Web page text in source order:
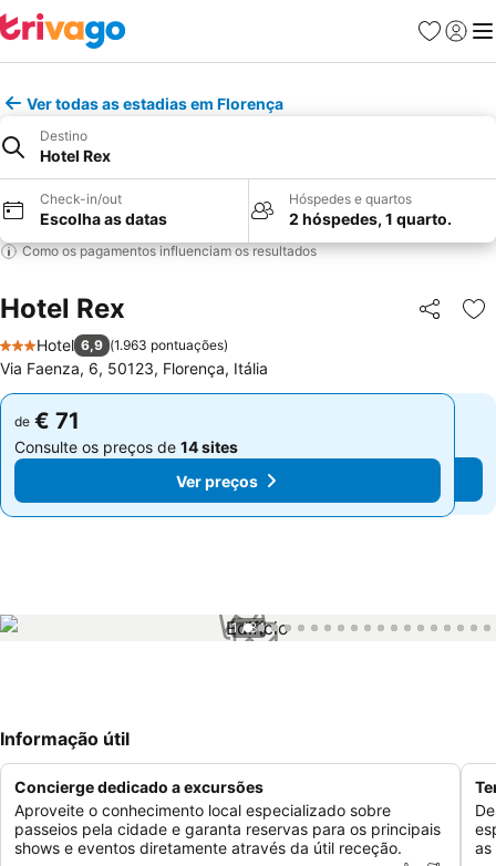
Favoritos
Iniciar
Ver todas as estadias em Florença
Destino
Hotel Rex
Check-in/out
Escolha as datas
Hóspedes e quartos
2 hóspedes, 1 quarto.
Como os pagamentos influenciam os resultados
Hotel Rex Partilhar
3 Estrelas
Hotel 6,9 (1.963 pontuações)
Via Faenza, 6, 50123, Florença, Itália
de € 71
Consulte os preços de 14 sites
Ver preços
de € 71
Consulte os preços de 14 sites
Ver preços
1 / 84
Informação útil
Concierge dedicado a excursões
Aproveite o conhecimento local especializado sobre
passeios pela cidade e garanta reservas para os principais
shows e eventos diretamente através da útil receção.
as